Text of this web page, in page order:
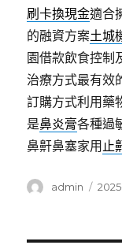
刷卡換現金適合
的融資方案土城
園借款飲食控制
治療方式最有效
訂購方式利用藥
是鼻炎膏各種過
鼻鼾鼻塞家用 止
作
admin
發